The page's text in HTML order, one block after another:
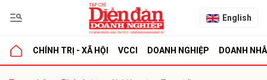
English
CHÍNH TRỊ - XÃ HỘI VCCI DOANH NGHIỆP DOANH
luận